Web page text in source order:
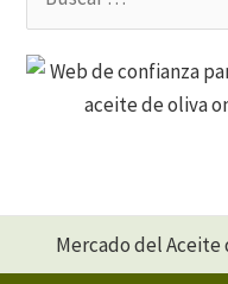
Mercado del